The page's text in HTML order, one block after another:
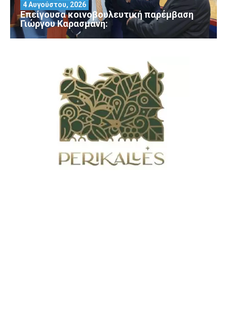
Επείγουσα κοινοβουλευτική παρέμβαση
Γιώργου Καρασμάνη:
4 Αυγούστου, 2026